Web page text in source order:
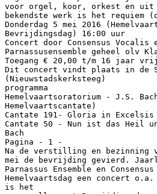
voor orgel, koor, orkest en uit
bekendste werk is het requiem
Donderdag 5 mei 2016
Bevrijdingsdag) 16:00 uur
Concert door Consensus Vocalis
Parnassusensemble geheel olv
Toegang € 20,00 t/m 16 jaar
Dit concert vindt plaats in de
(Nieuwstadskerksteeg)
programma
Hemelvaartsoratorium - J.S.
Hemelvaartscantate)
Cantate 191- Gloria in Excelsis
Cantate 50 - Nun ist das Heil
Bach
Pagina - 1 -
Na de verstilling en bezinning
mei de bevrijding gevierd.
Parnassus Ensemble en
Hemelvaartsdag een concert
is het